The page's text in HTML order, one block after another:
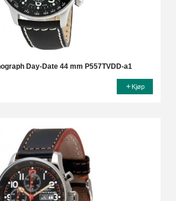
Day-Date 44 mm P557TVDD-a1
Kjøp